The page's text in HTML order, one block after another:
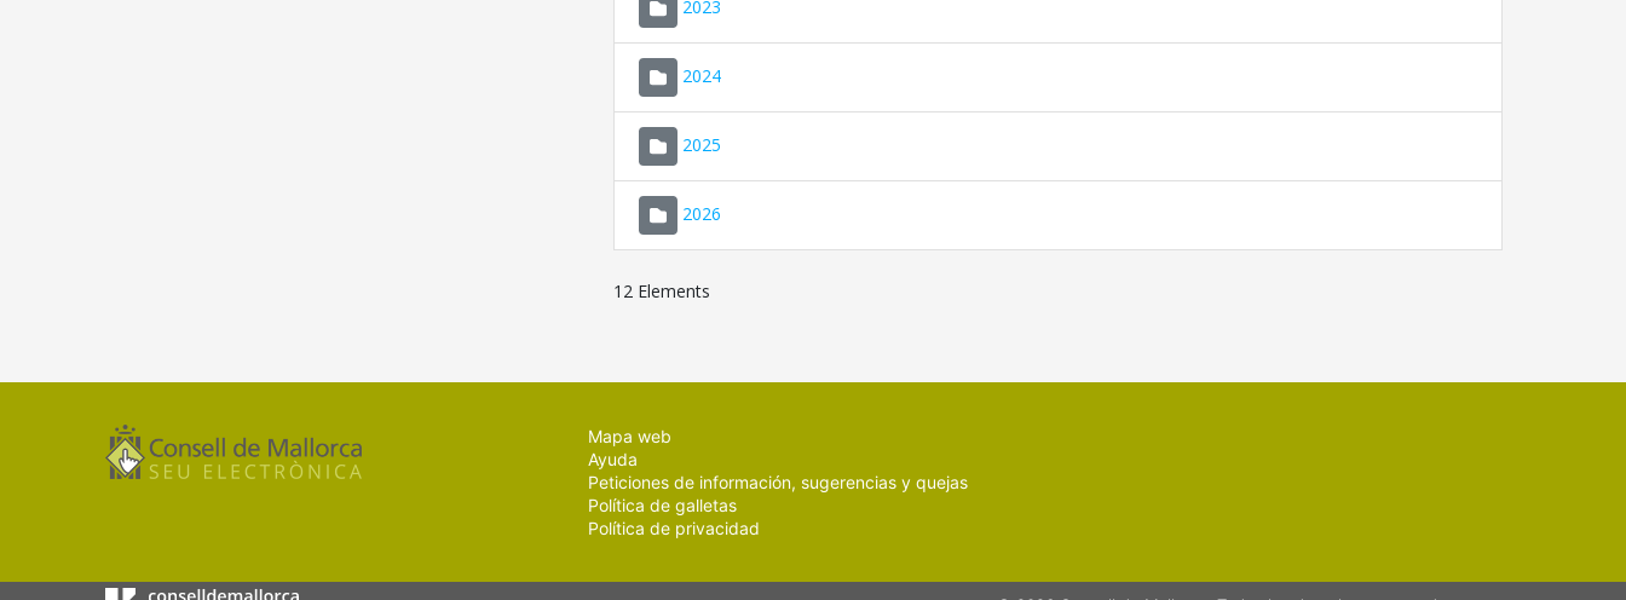
2023
2024
2025
2026
12 Elements
Mapa web
Ayuda
Peticiones de información, sugerencias y quejas
Política de galletas
Política de privacidad